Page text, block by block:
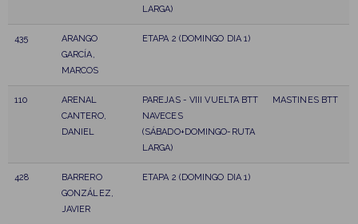
LARGA)
435
ARANGO
GARCÍA,
MARCOS
ETAPA 2 (DOMINGO DIA 1)
110
ARENAL
CANTERO,
DANIEL
PAREJAS - VIII VUELTA BTT
NAVECES
(SÁBADO+DOMINGO-RUTA
LARGA)
MASTINES BTT
428
BARRERO
GONZÁLEZ,
JAVIER
ETAPA 2 (DOMINGO DIA 1)